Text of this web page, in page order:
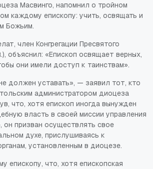
Масвинго, напомнил о тройном
каждому епископу: учить, освящать и
Божьим.
член Конгрегации Пресвятого
объяснил: «Епископ освящает верных,
они имели доступ к таинствам».
должен уставать», — заявил тот, кто
администратором диоцеза
что, хотя епископ иногда вынужден
власть в своей миссии управления
он призван осуществлять свое
духе, прислушиваясь к
установленным в диоцезе.
епископу, что, хотя епископская